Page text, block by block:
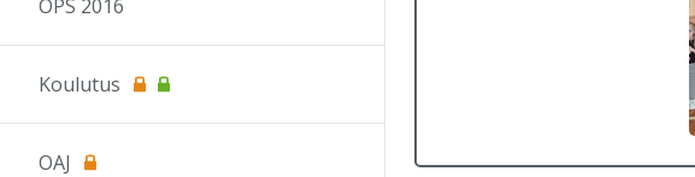
OPS 2016
Koulutus
OAJ